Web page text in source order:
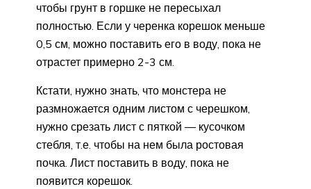
чтобы грунт в горшке не пересыхал
полностью. Если у черенка корешок меньше
0,5 см, можно поставить его в воду, пока не
отрастет примерно 2-3 см.
Кстати, нужно знать, что монстера не
размножается одним листом с черешком,
нужно срезать лист с пяткой — кусочком
стебля, т.е. чтобы на нем была ростовая
почка. Лист поставить в воду, пока не
появится корешок.